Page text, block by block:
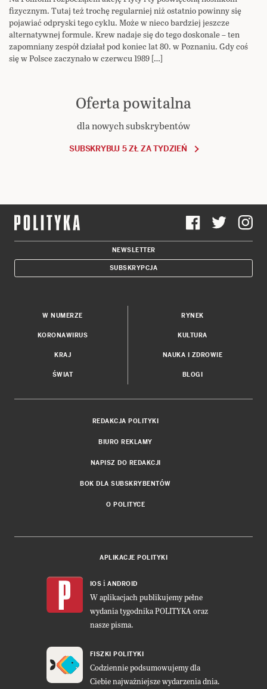
fizycznym. Tutaj też trochę regularniej niż ostatnio powinny się
pojawiać odpryski tego cyklu. Może w nieco bardziej jeszcze
alternatywnej formule. Krew nadaje się do tego doskonale – ten
zapomniany zespół działał pod koniec lat 80. w Poznaniu. Gdy coś
się w Polsce zaczynało w czerwcu 1989 […]
Oferta powitalna
dla nowych subskrybentów
SUBSKRYBUJ 5 ZŁ ZA TYDZIEŃ
NEWSLETTER
SUBSKRYPCJA
W NUMERZE
KORONAWIRUS
KRAJ
ŚWIAT
RYNEK
KULTURA
NAUKA I ZDROWIE
BLOGI
REDAKCJA POLITYKI
BIURO REKLAMY
NAPISZ DO REDAKCJI
BOK DLA SUBSKRYBENTÓW
O POLITYCE
APLIKACJE POLITYKI
IOS i ANDROID
W aplikacjach publikujemy pełne
wydania tygodnika POLITYKA oraz
nasze pisma.
FISZKI POLITYKI
Codziennie podsumowujemy dla
Ciebie najważniejsze wydarzenia dnia.